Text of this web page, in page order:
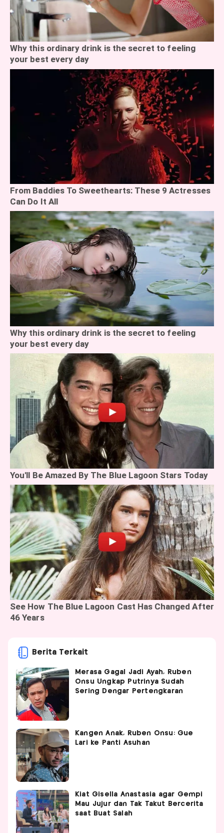
Berita Terkait
Merasa Gagal Jadi Ayah, Ruben
Onsu Ungkap Putrinya Sudah
Sering Dengar Pertengkaran
Kangen Anak, Ruben Onsu: Gue
Lari ke Panti Asuhan
Kiat Gisella Anastasia agar Gempi
Mau Jujur dan Tak Takut Bercerita
saat Buat Salah